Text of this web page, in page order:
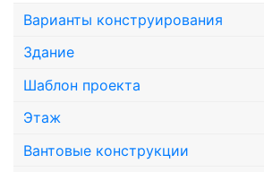
Варианты конструирования
Здание
Шаблон проекта
Этаж
Вантовые конструкции